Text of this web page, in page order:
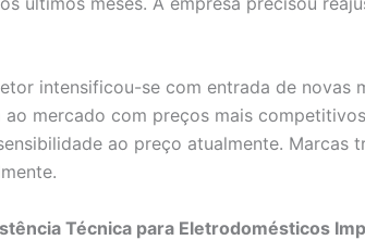
intensificou-se com entrada de novas
mercado com preços mais
ao preço atualmente. Marcas
Técnica para Eletrodomésticos